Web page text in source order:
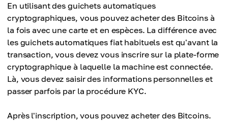
En utilisant des guichets automatiques
cryptographiques, vous pouvez acheter des Bitcoins à
la fois avec une carte et en espèces. La différence avec
les guichets automatiques fiat habituels est qu'avant la
transaction, vous devez vous inscrire sur la plate-forme
cryptographique à laquelle la machine est connectée.
Là, vous devez saisir des informations personnelles et
passer parfois par la procédure KYC.
Après l'inscription, vous pouvez acheter des Bitcoins.